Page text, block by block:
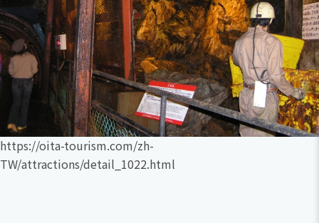
https://oita-tourism.com/zh-
TW/attractions/detail_1022.html